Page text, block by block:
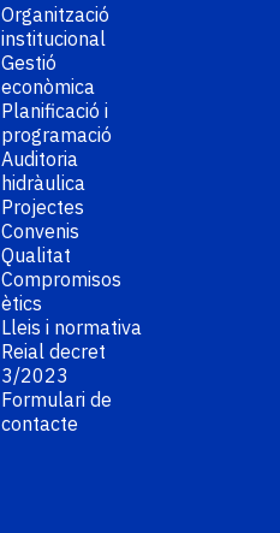
Organització
institucional
Gestió
econòmica
Planificació i
programació
Auditoria
hidràulica
Projectes
Convenis
Qualitat
Compromisos
ètics
Lleis i normativa
Reial decret
3/2023
Formulari de
contacte